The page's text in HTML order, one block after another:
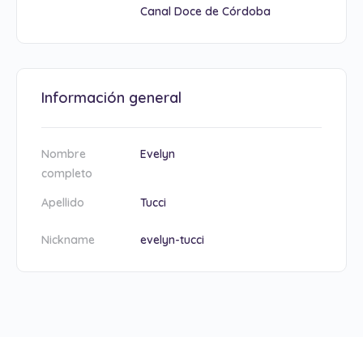
Canal Doce de Córdoba
Información general
Nombre
completo
Evelyn
Apellido Tucci
Nickname evelyn-tucci